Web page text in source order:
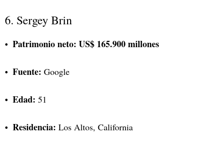
6. Sergey Brin
Patrimonio neto: US$ 165.900 millones
Fuente: Google
Edad: 51
Residencia: Los Altos, California